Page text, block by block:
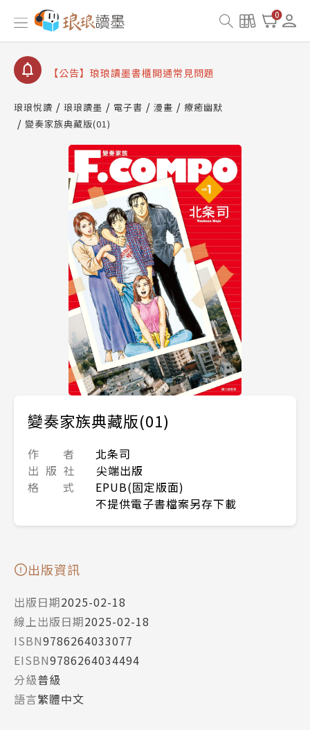
0
【公告】因 Readmoo 讀墨系統維護中，本站同步暫
停部分閱讀服務
【公告】琅琅讀墨數位閱讀資產合併與書櫃開通申請
【公告】琅琅讀墨書櫃開通常見問題
請圖文教學
【公告】琅琅書店服務升級重要說明及資產合併結果
查詢
【公告】因 Readmoo 讀墨系統維護中，本站同步暫
停部分閱讀服務
琅琅悅讀 琅琅讀墨 電子書 漫畫
療癒幽默
變奏家族典藏版(01)
變奏家族典藏版(01)
作 者
北条司
出 版 社
尖端出版
格 式
EPUB(固定版面)
不提供電子書檔案另存下載
出版資訊
出版日期2025-02-18
線上出版日期2025-02-18
ISBN9786264033077
EISBN9786264034494
分級普級
語言繁體中文